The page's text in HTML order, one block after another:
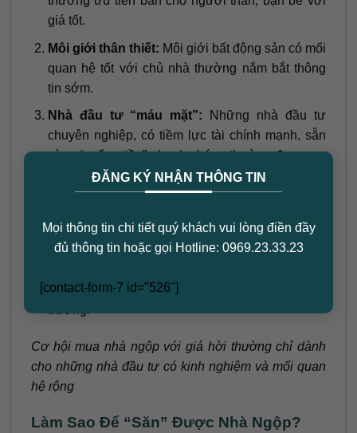
ĐĂNG KÝ NHẬN THÔNG TIN
Mọi thông tin chi tiết quý khách vui lòng điền đầy
đủ thông tin hoặc gọi Hotline: 0969.23.33.23
[contact-form-7 id="526"]
giá tốt.
Môi giới thân thiết: Môi giới bất động sản có mối
quan hệ tốt với chủ nhà thường nắm bắt thông
tin sớm.
Nhà đầu tư “máu mặt”: Những nhà đầu tư
chuyên nghiệp, có tiềm lực tài chính mạnh, sẵn
sàng “xuống tiền” nhanh chóng thường được ưu
cho khách hàng tiềm năng đã có sẵn trong danh
sách.
thành công, thông tin mới được công khai trên thị
Cơ hội mua nhà ngộp với giá hời thường chỉ dành
cho những nhà đầu tư có kinh nghiệm và mối quan
hệ rộng
Làm Sao Để “Săn” Được Nhà Ngộp?